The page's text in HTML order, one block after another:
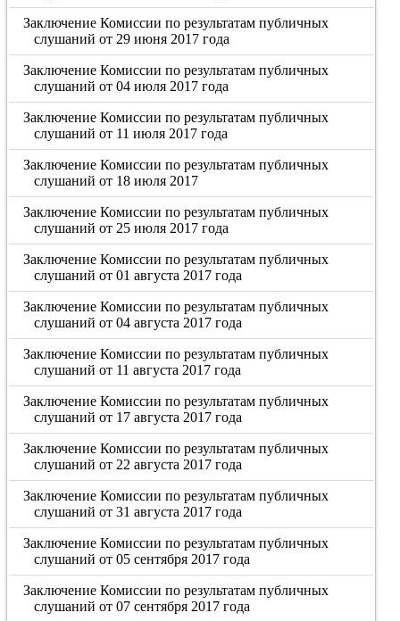
Заключение Комиссии по результатам публичных
слушаний от 29 июня 2017 года
Заключение Комиссии по результатам публичных
слушаний от 04 июля 2017 года
Заключение Комиссии по результатам публичных
слушаний от 11 июля 2017 года
Заключение Комиссии по результатам публичных
слушаний от 18 июля 2017
Заключение Комиссии по результатам публичных
слушаний от 25 июля 2017 года
Заключение Комиссии по результатам публичных
слушаний от 01 августа 2017 года
Заключение Комиссии по результатам публичных
слушаний от 04 августа 2017 года
Заключение Комиссии по результатам публичных
слушаний от 11 августа 2017 года
Заключение Комиссии по результатам публичных
слушаний от 17 августа 2017 года
Заключение Комиссии по результатам публичных
слушаний от 22 августа 2017 года
Заключение Комиссии по результатам публичных
слушаний от 31 августа 2017 года
Заключение Комиссии по результатам публичных
слушаний от 05 сентября 2017 года
Заключение Комиссии по результатам публичных
слушаний от 07 сентября 2017 года